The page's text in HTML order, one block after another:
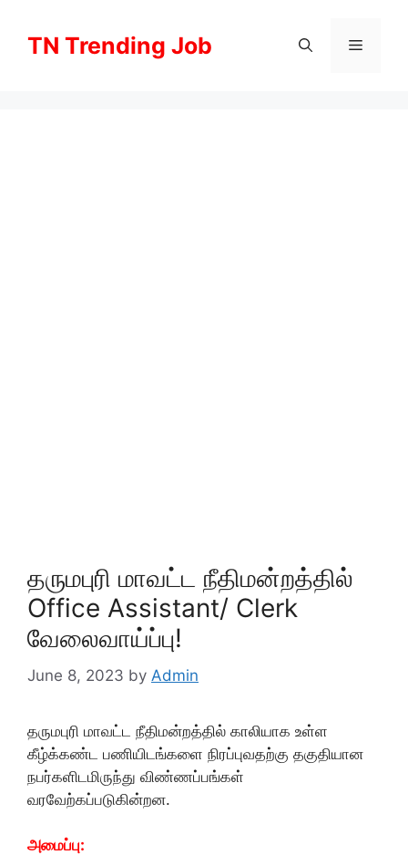
contentTN Trending Job Menu
தருமபுரி மாவட்ட நீதிமன்றத்தில்
Office Assistant/ Clerk
வேலைவாய்ப்பு!
June 8, 2023 by Admin
தருமபுரி மாவட்ட நீதிமன்றத்தில் காலியாக உள்ள
கீழ்க்கண்ட பணியிடங்களை நிரப்புவதற்கு தகுதியான
நபர்களிடமிருந்து விண்ணப்பங்கள்
வரவேற்கப்படுகின்றன.
அமைப்பு: